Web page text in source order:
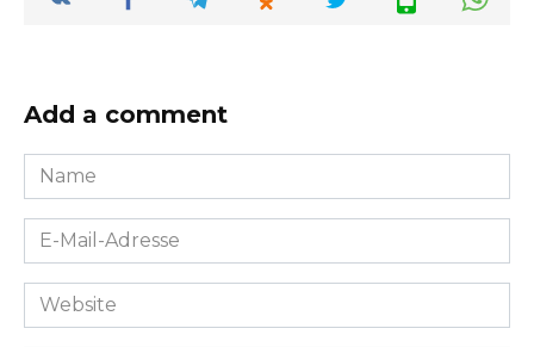
Add a comment
Name
*
E-
Mail-
Adresse
Website